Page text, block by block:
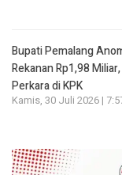
Bupati Pemalang
Rekanan Rp1,98
Perkara di KPK
Kamis, 30 Juli 2026 |